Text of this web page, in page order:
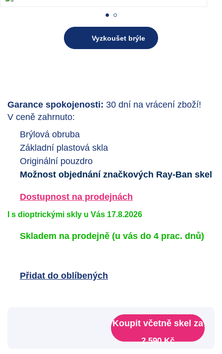
Vyzkoušet brýle
Garance spokojenosti: 30 dní na vrácení zboží!
V ceně zahrnuto:
Brýlová obruba
Základní plastová skla
Originální pouzdro
Možnost objednání značkových Ray-Ban skel
Dostupnost na prodejnách
I s dioptrickými skly u Vás 17.8.2026
Skladem na prodejně (u vás do 4 prac. dnů)
Přidat do oblíbených
Koupit včetně skel za
2 590 Kč